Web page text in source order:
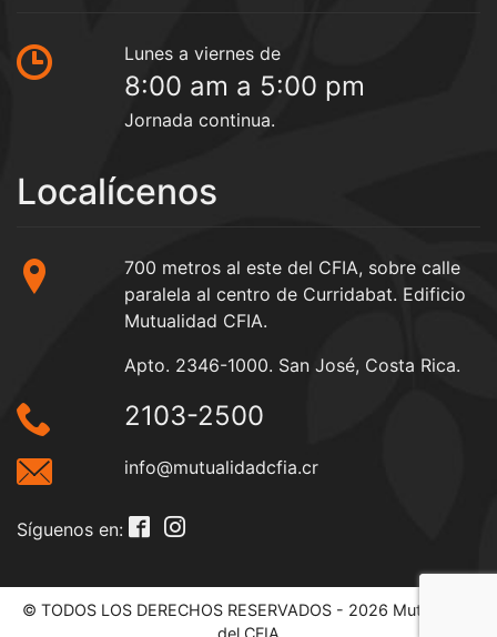
Lunes a viernes de
8:00 am a 5:00 pm
Jornada continua.
Localícenos
700 metros al este del CFIA, sobre calle
paralela al centro de Curridabat. Edificio
Mutualidad CFIA.
Apto. 2346-1000. San José, Costa Rica.
2103-2500
info@mutualidadcfia.cr
Síguenos en:
© TODOS LOS DERECHOS RESERVADOS - 2026 Mutualidad
del CFIA